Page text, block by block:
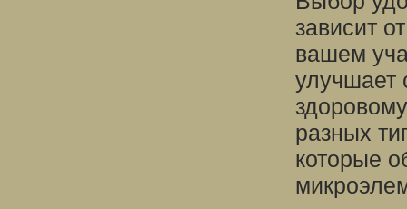
зависит
вашем
улучшает
разных
которые